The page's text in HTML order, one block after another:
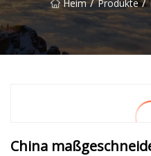
Heim Produkte
China